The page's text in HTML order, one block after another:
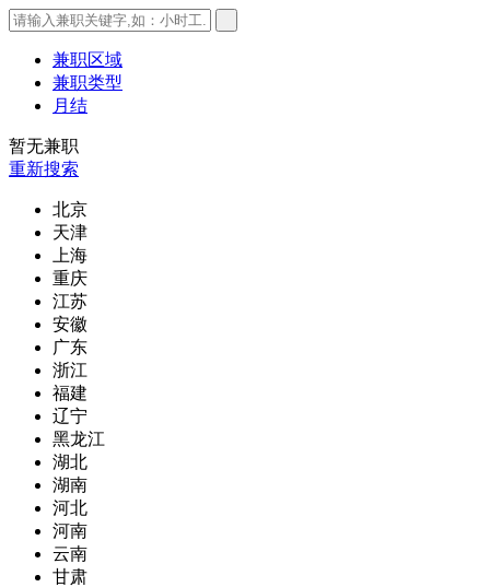
兼职区域
兼职类型
月结
暂无兼职
重新搜索
北京
天津
上海
重庆
江苏
安徽
广东
浙江
福建
辽宁
黑龙江
湖北
湖南
河北
河南
云南
甘肃